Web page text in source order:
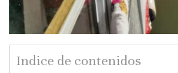
Indice de contenidos